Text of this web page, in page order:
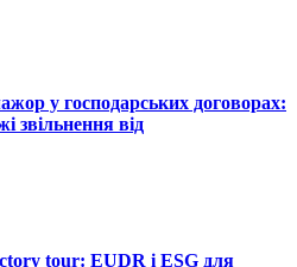
у господарських договорах:
звільнення від
tour: EUDR і ESG для